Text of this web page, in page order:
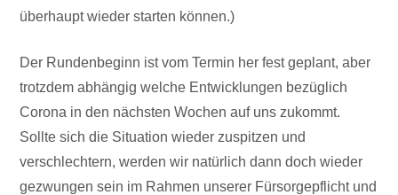
überhaupt wieder starten können.)
Der Rundenbeginn ist vom Termin her fest geplant, aber
trotzdem abhängig welche Entwicklungen bezüglich
Corona in den nächsten Wochen auf uns zukommt.
Sollte sich die Situation wieder zuspitzen und
verschlechtern, werden wir natürlich dann doch wieder
gezwungen sein im Rahmen unserer Fürsorgepflicht und